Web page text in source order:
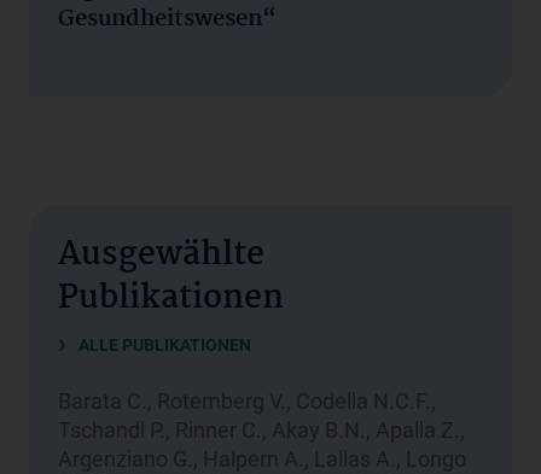
Gesundheitswesen“
Ausgewählte
Publikationen
ALLE PUBLIKATIONEN
Barata C., Rotemberg V., Codella N.C.F.,
Tschandl P., Rinner C., Akay B.N., Apalla Z.,
Argenziano G., Halpern A., Lallas A., Longo